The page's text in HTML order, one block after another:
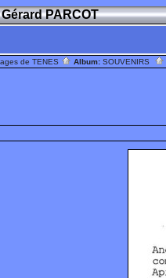
PARCOT
de TENES Album: SOUVENIRS